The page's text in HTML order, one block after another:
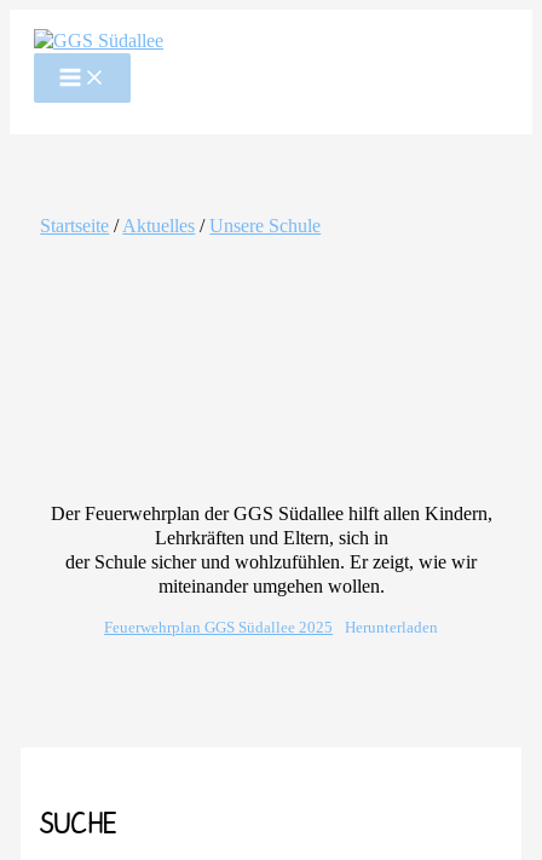
Inhalt
springen
Startseite /Aktuelles /Unsere Schule
Der Feuerwehrplan der GGS Südallee hilft allen Kindern,
Lehrkräften und Eltern, sich in
der Schule sicher und wohlzufühlen. Er zeigt, wie wir
miteinander umgehen wollen.
Feuerwehrplan GGS Südallee 2025 Herunterladen
SUCHE